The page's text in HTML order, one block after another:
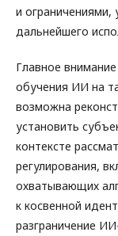
и ограничениями,
дальнейшего
Главное
обучения ИИ на
возможна
установить
контексте
регулирования,
охватывающих
к косвенной
разграничение